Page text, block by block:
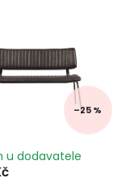
–25 %
u dodavatele